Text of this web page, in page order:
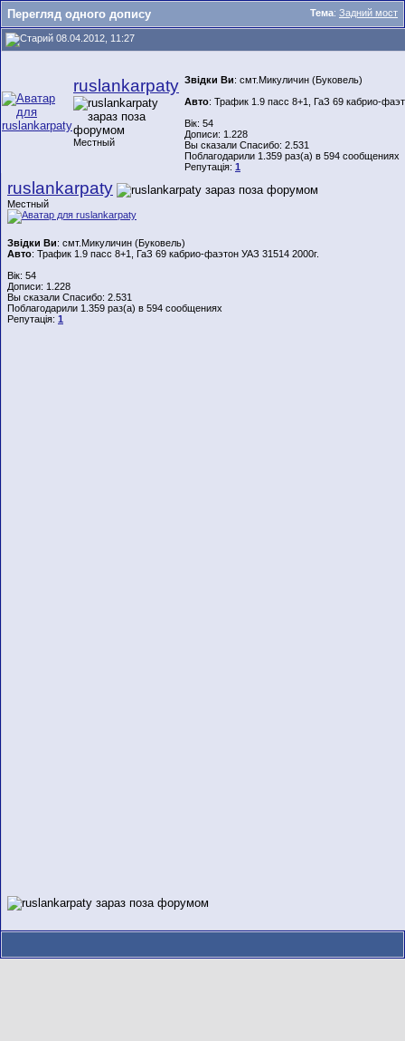
Тема: Задний мост
Перегляд одного допису
08.04.2012, 11:27
ruslankarpaty
Местный
Звідки Ви: смт.Микуличин (Буковель)
Авто: Трафик 1.9 пасс 8+1, ГаЗ 69 кабрио-
Вік: 54
Дописи: 1.228
Вы сказали Спасибо: 2.531
Поблагодарили 1.359 раз(а) в 594 сообщениях
Репутація: 1
ruslankarpaty
Местный
Звідки Ви: смт.Микуличин (Буковель)
Авто: Трафик 1.9 пасс 8+1, ГаЗ 69 кабрио-фаэтон УАЗ 31514 2000г.
Вік: 54
Дописи: 1.228
Вы сказали Спасибо: 2.531
Поблагодарили 1.359 раз(а) в 594 сообщениях
Репутація: 1